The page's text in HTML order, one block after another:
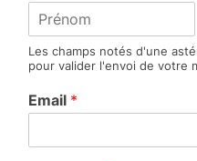
r
é
o
m
Les champs notés d'une
pour valider l'envoi de votre
Email *